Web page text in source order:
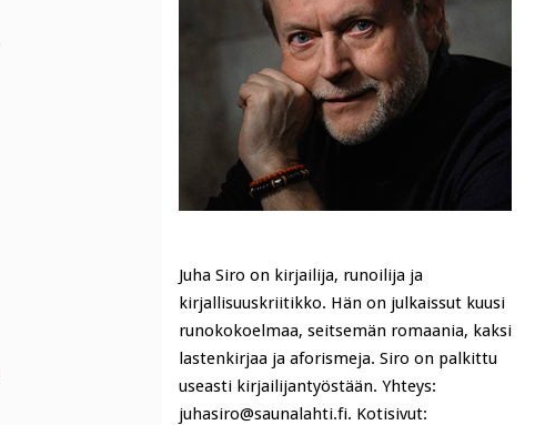
Juha Siro on kirjailija, runoilija ja
kirjallisuuskriitikko. Hän on julkaissut kuusi
runokokoelmaa, seitsemän romaania, kaksi
lastenkirjaa ja aforismeja. Siro on palkittu
useasti kirjailijantyöstään. Yhteys:
juhasiro@saunalahti.fi. Kotisivut: